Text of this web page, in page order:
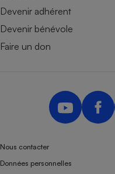
Devenir adhérent
Devenir bénévole
Faire un don
Nous contacter
Données personnelles